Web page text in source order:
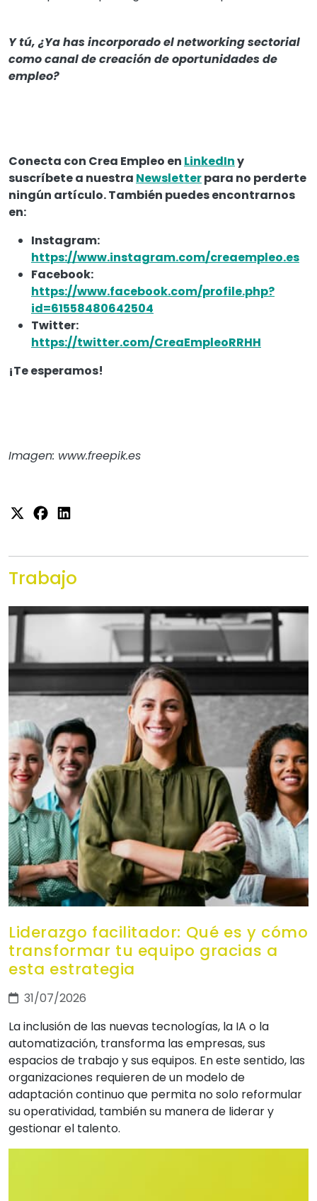
Y tú, ¿Ya has incorporado el networking sectorial
como canal de creación de oportunidades de
empleo?
Conecta con Crea Empleo en LinkedIny
suscríbete a nuestra Newsletterpara no perderte
ningún artículo. También puedes encontrarnos
en:
Instagram:
https://www.instagram.com/creaempleo.es
Facebook:
https://www.facebook.com/profile.php?
id=61558480642504
Twitter:
https://twitter.com/CreaEmpleoRRHH
¡Te esperamos!
Imagen: www.freepik.es
Trabajo
Liderazgo facilitador: Qué es y cómo
transformar tu equipo gracias a
esta estrategia
31/07/2026
La inclusión de las nuevas tecnologías, la IA o la
automatización, transforma las empresas, sus
espacios de trabajo y sus equipos. En este sentido, las
organizaciones requieren de un modelo de
adaptación continuo que permita no solo reformular
su operatividad, también su manera de liderar y
gestionar el talento.